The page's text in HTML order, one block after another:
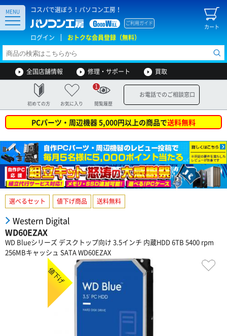
コスパで選ぼう！パソコン工房！
カート
ご利用ガイド
ログイン おトクな会員登録（無料）
MENU
全国店舗情報 修理・サポート 買取
初めての方 お気に入り 閲覧履歴
1
お電話でのご相談窓口
PCパーツ・周辺機器 5,000円以上の商品で送料無料
選べるセット 値下げ商品 送料無料
Western Digital
WD60EZAX
WD Blueシリーズ デスクトップ向け 3.5インチ 内蔵HDD 6TB 5400 rpm
256MBキャッシュ SATA WD60EZAX
値下げ